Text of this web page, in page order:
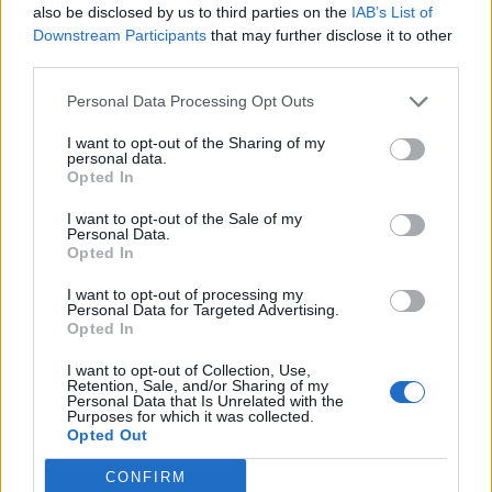
also be disclosed by us to third parties on the IAB’s List of
Downstream Participants that may further disclose it to other
Personal Data Processing Opt Outs
I want to opt-out of the Sharing of my
personal data.
Opted In
I want to opt-out of the Sale of my
Personal Data.
Opted In
I want to opt-out of processing my
Personal Data for Targeted Advertising.
Opted In
I want to opt-out of Collection, Use,
Retention, Sale, and/or Sharing of my
Personal Data that Is Unrelated with the
Purposes for which it was collected.
Opted Out
CONFIRM
Ακολουθήστε το Pink.gr στοGoogle Newsκαι
μάθετε πρώτοι τα πιο hot νέα.
Ακολουθήστε το Pink.gr και στο